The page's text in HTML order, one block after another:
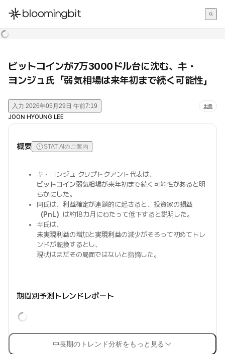
한국어
ビットコインが7万3000ドル台に沈む、キ・
ヨンジュ氏「弱気相場は来年初まで続く可能性」
入力 2026年05月29日 午前7:19 出典
JOON HYOUNG LEE
概要 STAT AIのご案内
キ・ヨンジュ クリプトクアント代表は、
ビットコイン弱気相場が来年初まで続く可能性があると明
らかにした。
同氏は、 利益確定が連鎖的に起きると、投資家の損益
（PnL） は約18カ月にわたって低下すると説明した。
キ氏は、
未実現利益の増加と実現利益の減少がそろって初めてトレ
ンドが転換するとし、
現状はまだその局面ではないと指摘した。
期間別予測トレンドレポート
中長期のトレンド分析をもっと見る